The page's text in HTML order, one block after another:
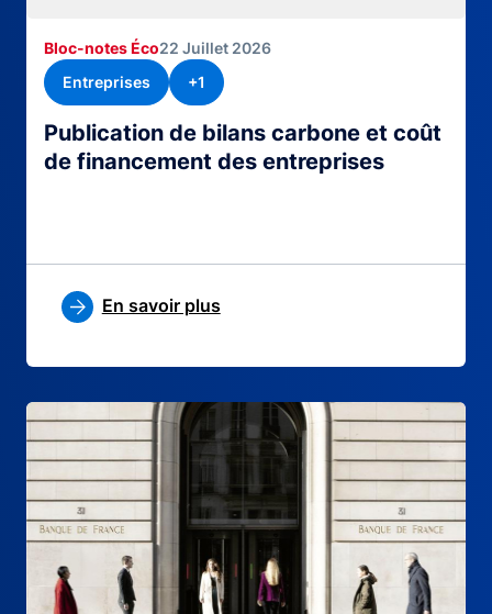
Publication de bilans carbone et coût
de financement des entreprises
Bloc-notes Éco22 Juillet 2026
Entreprises
+1
En savoir plus